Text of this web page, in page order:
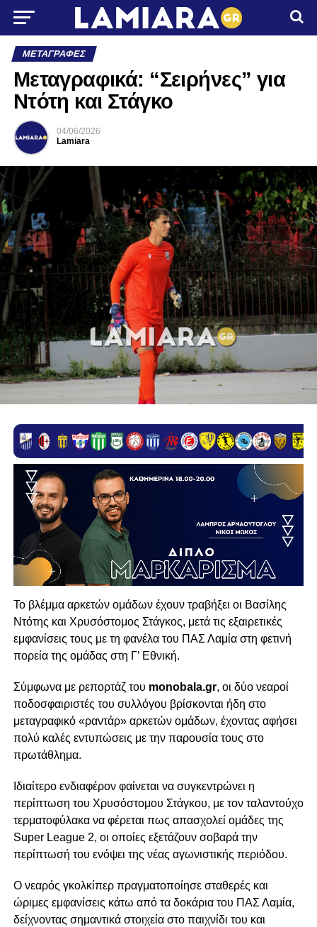
ΜΕΤΑΓΡΑΦΈΣ
Mεταγραφικά: “Σειρήνες” για
Ντότη και Στάγκο
04/06/2026
Lamiara
Το βλέμμα αρκετών ομάδων έχουν τραβήξει οι Βασίλης
Ντότης και Χρυσόστομος Στάγκος, μετά τις εξαιρετικές
εμφανίσεις τους με τη φανέλα του ΠΑΣ Λαμία στη φετινή
πορεία της ομάδας στη Γ’ Εθνική.
Σύμφωνα με ρεπορτάζ του monobala.gr, οι δύο νεαροί
ποδοσφαιριστές του συλλόγου βρίσκονται ήδη στο
μεταγραφικό «ραντάρ» αρκετών ομάδων, έχοντας αφήσει
πολύ καλές εντυπώσεις με την παρουσία τους στο
πρωτάθλημα.
Ιδιαίτερο ενδιαφέρον φαίνεται να συγκεντρώνει η
περίπτωση του Χρυσόστομου Στάγκου, με τον ταλαντούχο
τερματοφύλακα να φέρεται πως απασχολεί ομάδες της
Super League 2, οι οποίες εξετάζουν σοβαρά την
περίπτωσή του ενόψει της νέας αγωνιστικής περιόδου.
Ο νεαρός γκολκίπερ πραγματοποίησε σταθερές και
ώριμες εμφανίσεις κάτω από τα δοκάρια του ΠΑΣ Λαμία,
δείχνοντας σημαντικά στοιχεία στο παιχνίδι του και